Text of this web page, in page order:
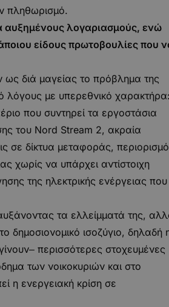
πληθωρισμό.
αυξημένους λογαριασμούς, ενώ
είδους πρωτοβουλίες που
διά μαγείας το πρόβλημα της
λόγους με υπερεθνικό
που συντηρεί τα εργοστάσια
του Nord Stream 2, ακραία
σε δίκτυα μεταφοράς,
χωρίς να υπάρχει αντίστοιχη
της ηλεκτρικής ενέργειας που
τα ελλείμματά της,
δημοσιονομικό ισοζύγιο, δηλαδή
περισσότερες στοχευμένες
των νοικοκυριών και στο
η ενεργειακή κρίση σε